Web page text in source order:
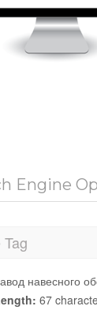
Engine
навесного
67